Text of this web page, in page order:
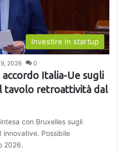
Investire in startup
2026 0
Italia-Ue sugli
tavolo retroattività dal
con Bruxelles sugli
innovative. Possibile
2026.